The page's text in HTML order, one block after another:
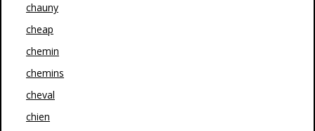
chauny
cheap
chemin
chemins
cheval
chien